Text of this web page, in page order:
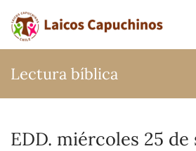
Ir al contenido principal
Lectura bíblica
EDD. miércoles 25